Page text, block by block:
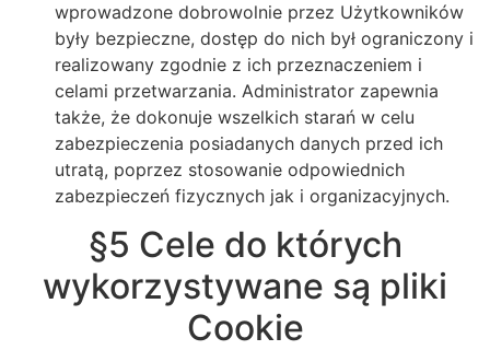
wprowadzone dobrowolnie przez Użytkowników
były bezpieczne, dostęp do nich był ograniczony i
realizowany zgodnie z ich przeznaczeniem i
celami przetwarzania. Administrator zapewnia
także, że dokonuje wszelkich starań w celu
zabezpieczenia posiadanych danych przed ich
utratą, poprzez stosowanie odpowiednich
zabezpieczeń fizycznych jak i organizacyjnych.
§5 Cele do których
wykorzystywane są pliki
Cookie